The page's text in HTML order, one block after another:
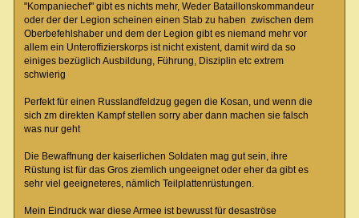
"Kompaniechef" gibt es nichts mehr, Weder Bataillonskommandeur
oder der der Legion scheinen einen Stab zu haben zwischen dem
Oberbefehlshaber und dem der Legion gibt es niemand mehr vor
allem ein Unteroffizierskorps ist nicht existent, damit wird da so
einiges bezüglich Ausbildung, Führung, Disziplin etc extrem
schwierig
Perfekt für einen Russlandfeldzug gegen die Kosan, und wenn die
sich zm direkten Kampf stellen sorry aber dann machen sie falsch
was nur geht
Die Bewaffnung der kaiserlichen Soldaten mag gut sein, ihre
Rüstung ist für das Gros ziemlich ungeeignet oder eher da gibt es
sehr viel geeigneteres, nämlich Teilplattenrüstungen.
Mein Eindruck war diese Armee ist bewusst für desaströse